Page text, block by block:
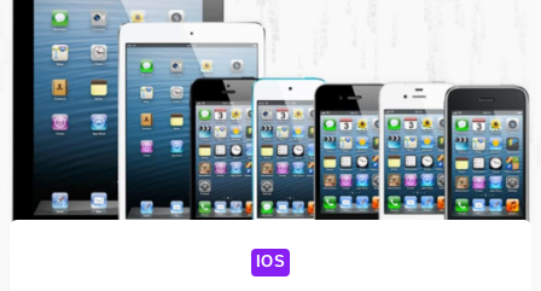
IOS